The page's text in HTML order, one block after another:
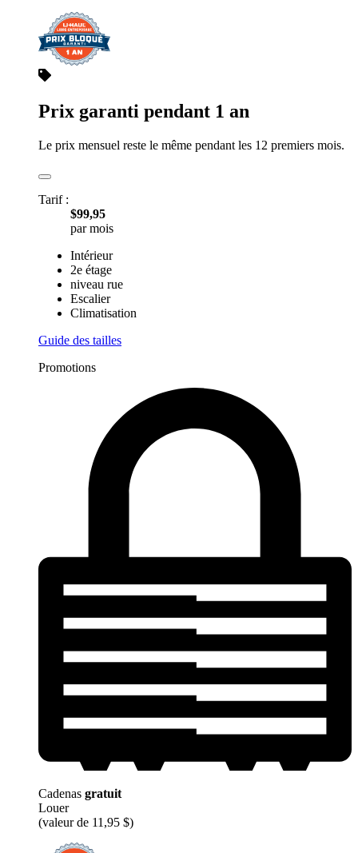
Prix garanti pendant 1 an
Le prix mensuel reste le même pendant les 12 premiers mois.
Tarif :
$99,95
par mois
Intérieur
2e étage
niveau rue
Escalier
Climatisation
Guide des tailles
Promotions
Cadenas gratuit
Louer
(valeur de 11,95 $)